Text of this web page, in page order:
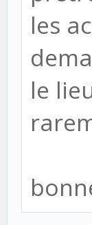
les
le